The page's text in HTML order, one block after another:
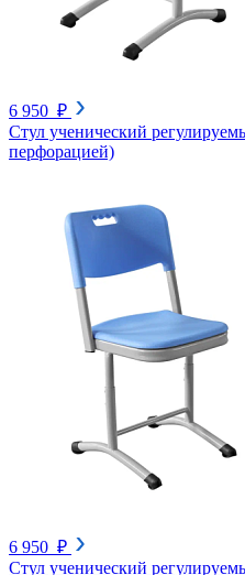
6 950 ₽
Стул ученический
перфорацией)
6 950 ₽
Стул ученический